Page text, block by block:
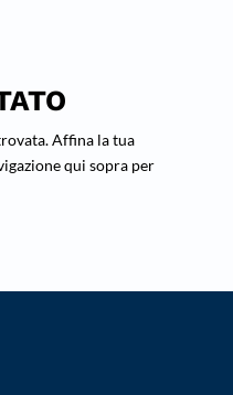
Affina la tua
qui sopra per